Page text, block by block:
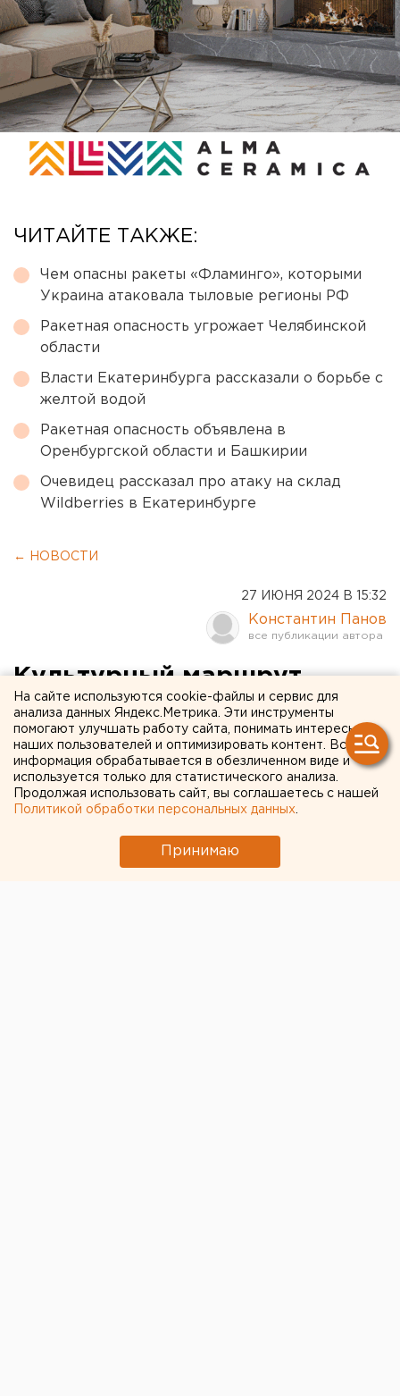
ЧИТАЙТЕ ТАКЖЕ:
Чем опасны ракеты «Фламинго», которыми
Украина атаковала тыловые регионы РФ
Ракетная опасность угрожает Челябинской
области
Власти Екатеринбурга рассказали о борьбе с
желтой водой
Ракетная опасность объявлена в
Оренбургской области и Башкирии
Очевидец рассказал про атаку на склад
Wildberries в Екатеринбурге
← НОВОСТИ
27 ИЮНЯ 2024 В 15:32
Константин Панов
Культурный маршрут
Константина Панова в
Екатеринбурге на 28 - 30
июня
На сайте используются cookie-файлы и сервис для
анализа данных Яндекс.Метрика. Эти инструменты
помогают улучшать работу сайта, понимать интересы
наших пользователей и оптимизировать контент. Вся
информация обрабатывается в обезличенном виде и
используется только для статистического анализа.
Продолжая использовать сайт, вы соглашаетесь с нашей
Политикой обработки персональных данных
Принимаю